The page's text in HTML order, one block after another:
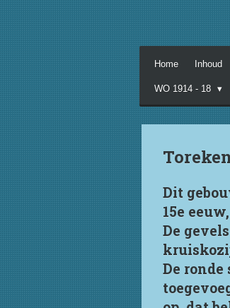
Home Inhoud
WO 1914 - 18
Dit
15e
De
De